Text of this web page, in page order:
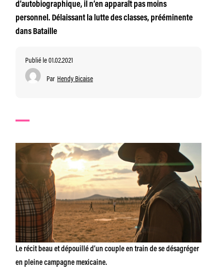
d’autobiographique, il n’en apparaît pas moins
personnel. Délaissant la lutte des classes, prééminente
dans Bataille
Publié le 01.02.2021
Par Hendy Bicaise
Le récit beau et dépouillé d’un couple en train de se désagréger
en pleine campagne mexicaine.